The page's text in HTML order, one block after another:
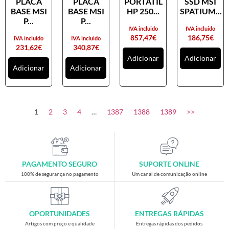
Placas gráficas
SAIS
Ventoínhas
Computadores
All-in-One
Gaming
Acessórios gaming
Cadeiras gaming
Merchandising
BASE MSI
P...
231,62€
IVA incluido
Adicionar
BASE MSI
P...
340,87€
IVA incluido
Adicionar
HP 250...
857,47€
IVA incluido
Adicionar
SPATIUM...
186,75€
IVA incluido
Adicionar
1 2 3 4 … 1387 1388 1389 >>
PAGAMENTO SEGURO
100% de segurança no pagamento
SUPORTE ONLINE
Um canal de comunicação online
OPORTUNIDADES
Artigos com preço e qualidade
ENTREGAS RÁPIDAS
Entregas rápidas dos pedidos